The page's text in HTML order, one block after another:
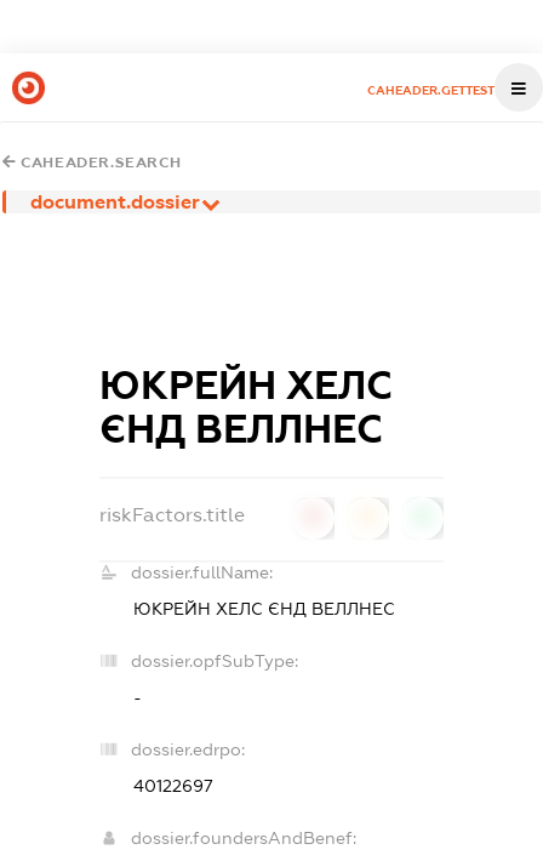
CAHEADER.GETTEST
CAHEADER.SEARCH
document.dossier
ЮКРЕЙН ХЕЛС
ЄНД ВЕЛЛНЕС
riskFactors.title
dossier.fullName:
ЮКРЕЙН ХЕЛС ЄНД ВЕЛЛНЕС
dossier.opfSubType:
-
dossier.edrpo:
40122697
dossier.foundersAndBenef: